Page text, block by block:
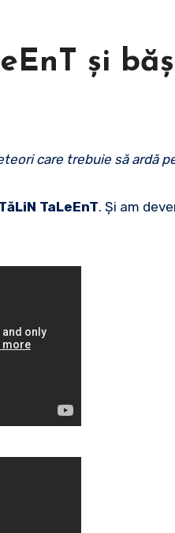
și
care trebuie să ardă
TaLeEnT. Și am